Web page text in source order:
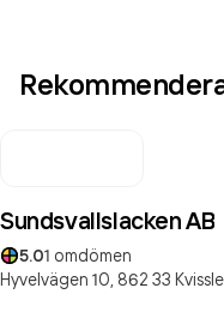
Sundsvallslacken AB
5.01 omdömen
Hyvelvägen 10, 862 33